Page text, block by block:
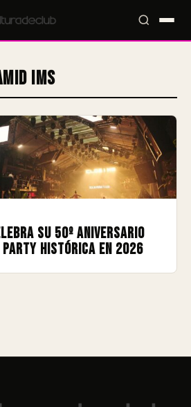
🎤 Artistas📍 Locales📰 Radar
IMS
su 50º aniversario
Party histórica en 2026